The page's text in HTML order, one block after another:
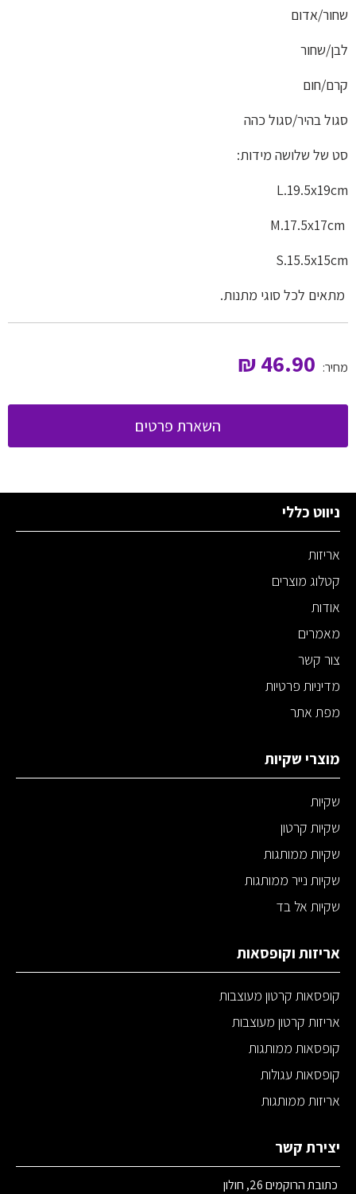
שחור/אדום
לבן/שחור
קרם/חום
סגול בהיר/סגול כהה
סט של שלושה מידות:
L.19.5x19cm
S.15.5x15cm
מתאים לכל סוגי מתנות.
מחיר: 46.90
₪
השארת פרטים
ניווט כללי
אריזות
קטלוג מוצרים
אודות
מאמרים
צור קשר
מדיניות פרטיות
מפת אתר
מוצרי שקיות
שקיות
שקיות קרטון
שקיות ממותגות
שקיות נייר ממותגות
שקיות אל בד
אריזות וקופסאות
קופסאות קרטון מעוצבות
אריזות קרטון מעוצבות
קופסאות ממותגות
קופסאות עגולות
אריזות ממותגות
יצירת קשר
כתובת הרוקמים 26, חולון